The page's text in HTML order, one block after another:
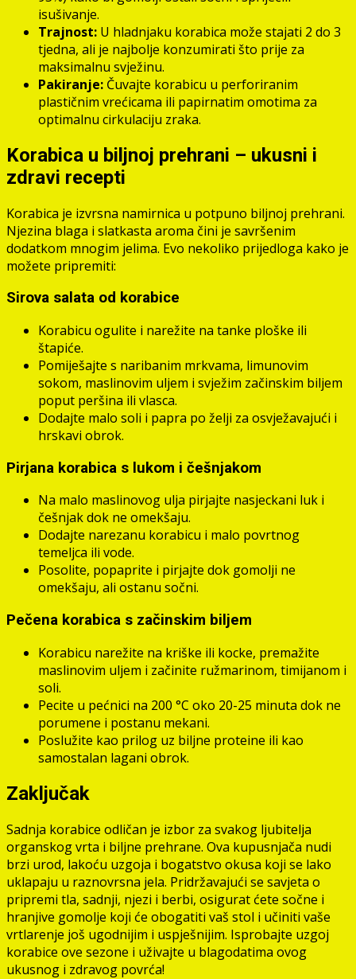
isušivanje.
Trajnost: U hladnjaku korabica može stajati 2 do 3
tjedna, ali je najbolje konzumirati što prije za
maksimalnu svježinu.
Pakiranje: Čuvajte korabicu u perforiranim
plastičnim vrećicama ili papirnatim omotima za
optimalnu cirkulaciju zraka.
Korabica u biljnoj prehrani – ukusni i
zdravi recepti
Korabica je izvrsna namirnica u potpuno biljnoj prehrani.
Njezina blaga i slatkasta aroma čini je savršenim
dodatkom mnogim jelima. Evo nekoliko prijedloga kako je
možete pripremiti:
Sirova salata od korabice
Korabicu ogulite i narežite na tanke ploške ili
štapiće.
Pomiješajte s naribanim mrkvama, limunovim
sokom, maslinovim uljem i svježim začinskim biljem
poput peršina ili vlasca.
Dodajte malo soli i papra po želji za osvježavajući i
hrskavi obrok.
Pirjana korabica s lukom i češnjakom
Na malo maslinovog ulja pirjajte nasjeckani luk i
češnjak dok ne omekšaju.
Dodajte narezanu korabicu i malo povrtnog
temeljca ili vode.
Posolite, popaprite i pirjajte dok gomolji ne
omekšaju, ali ostanu sočni.
Pečena korabica s začinskim biljem
Korabicu narežite na kriške ili kocke, premažite
maslinovim uljem i začinite ružmarinom, timijanom i
soli.
Pecite u pećnici na 200 °C oko 20-25 minuta dok ne
porumene i postanu mekani.
Poslužite kao prilog uz biljne proteine ili kao
samostalan lagani obrok.
Zaključak
Sadnja korabice odličan je izbor za svakog ljubitelja
organskog vrta i biljne prehrane. Ova kupusnjača nudi
brzi urod, lakoću uzgoja i bogatstvo okusa koji se lako
uklapaju u raznovrsna jela. Pridržavajući se savjeta o
pripremi tla, sadnji, njezi i berbi, osigurat ćete sočne i
hranjive gomolje koji će obogatiti vaš stol i učiniti vaše
vrtlarenje još ugodnijim i uspješnijim. Isprobajte uzgoj
korabice ove sezone i uživajte u blagodatima ovog
ukusnog i zdravog povrća!